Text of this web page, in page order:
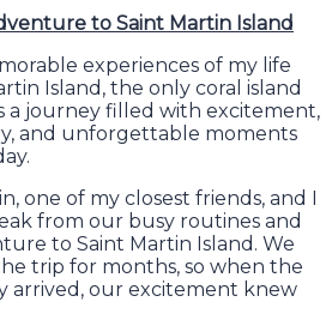
to Saint Martin Island
experiences of my life
Island, the only coral island
a journey filled with excitement,
and unforgettable moments
one of my closest friends, and I
from our busy routines and
to Saint Martin Island. We
trip for months, so when the
arrived, our excitement knew